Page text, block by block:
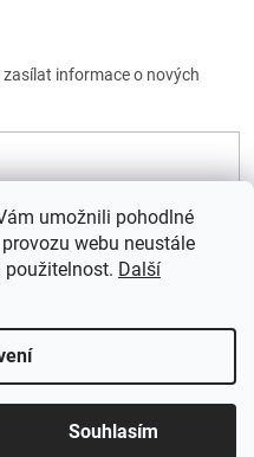
umožnili pohodlné
webu neustále
použitelnost. Další
Souhlasím
informace o nových
Shoptet
. Všechna práva vyhrazena.